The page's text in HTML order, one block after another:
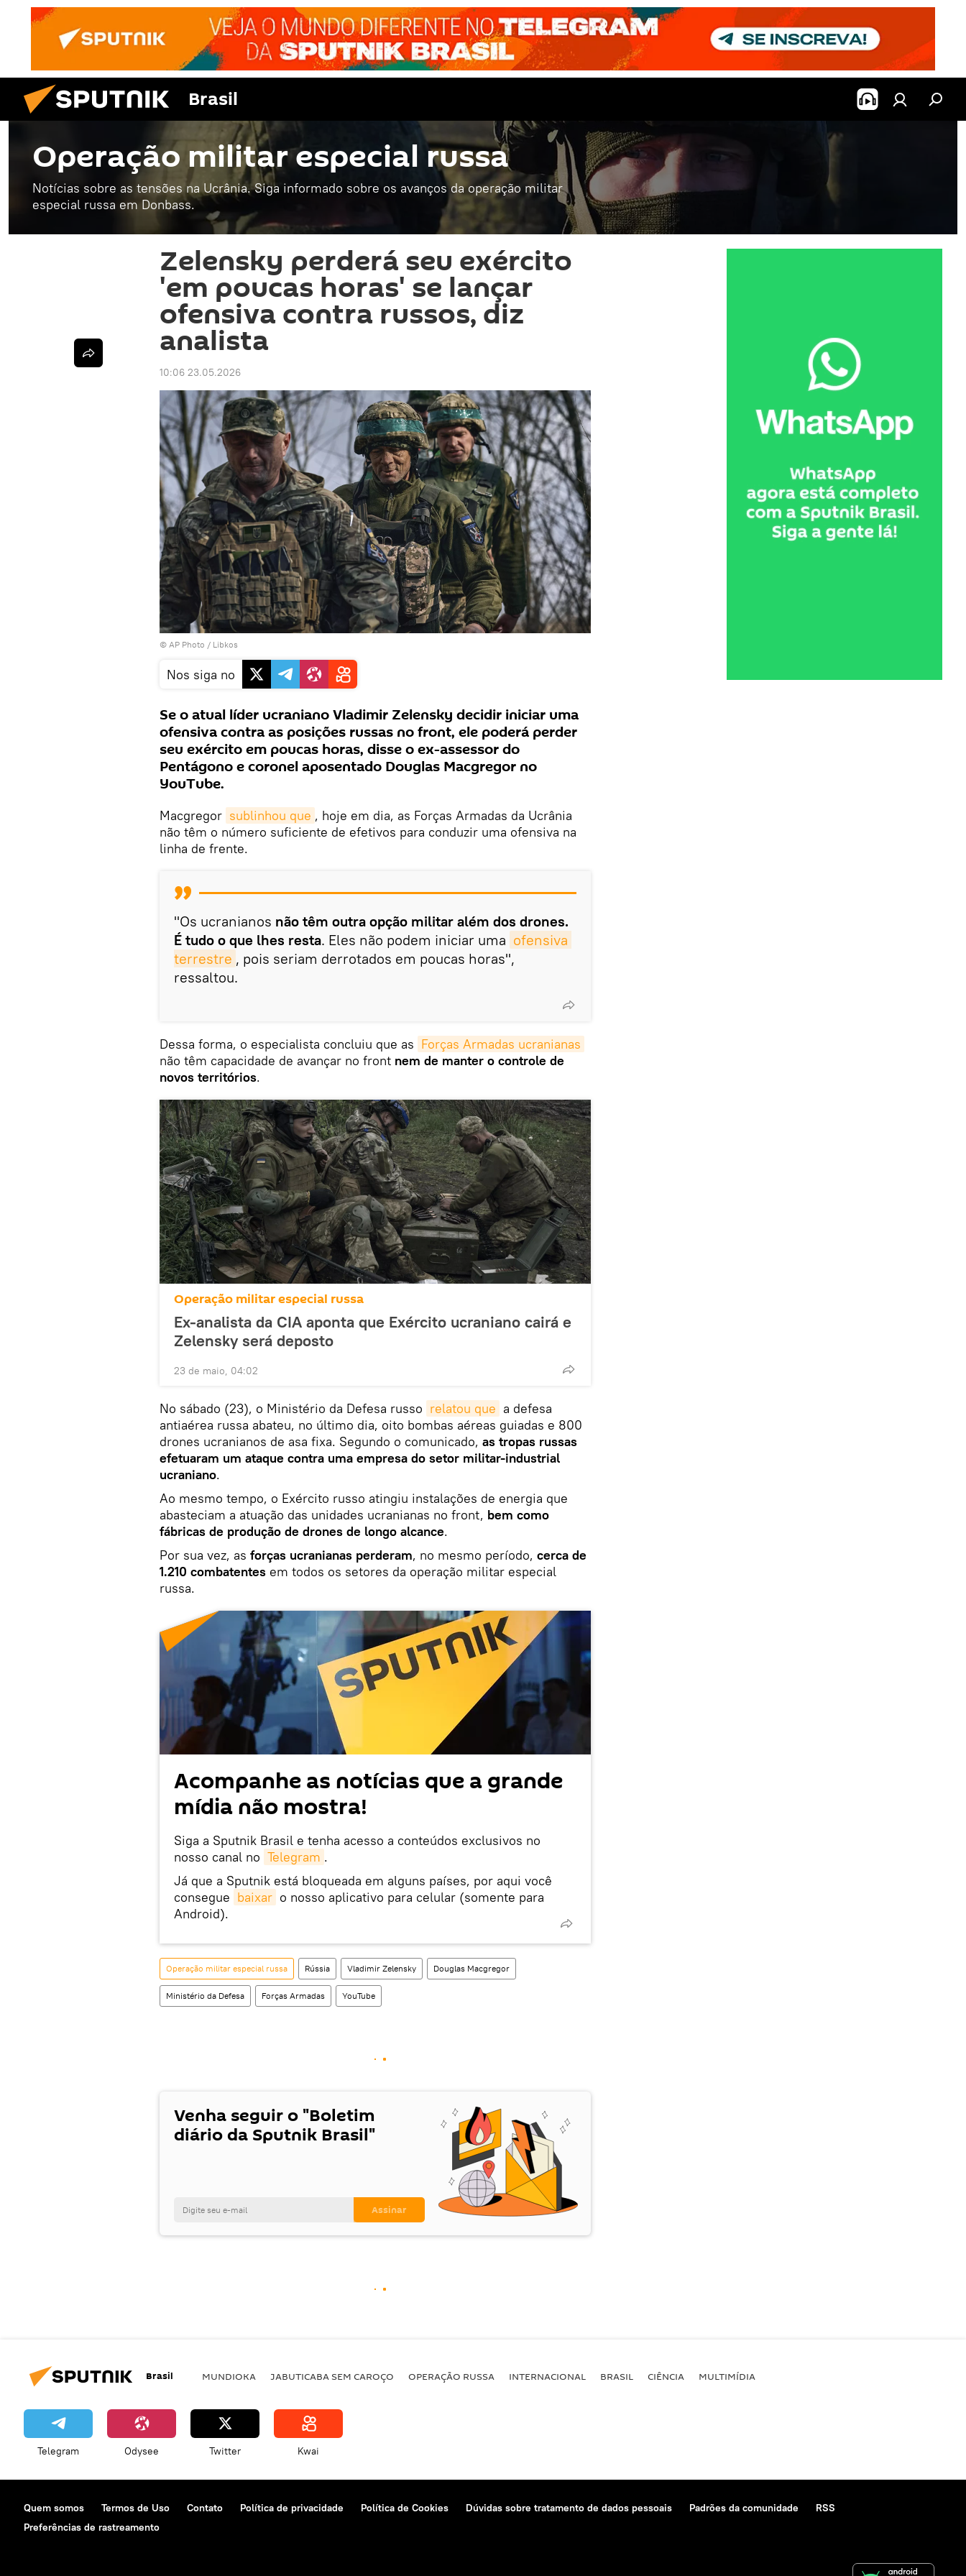
Brasil
Operação militar especial russa
Notícias sobre as tensões na Ucrânia. Siga informado sobre os avanços da operação militar
especial russa em Donbass.
Zelensky perderá seu exército
'em poucas horas' se lançar
ofensiva contra russos, diz
analista
10:06 23.05.2026
© AP Photo / Libkos
Nos siga no
Se o atual líder ucraniano Vladimir Zelensky decidir iniciar uma
ofensiva contra as posições russas no front, ele poderá perder
seu exército em poucas horas, disse o ex-assessor do
Pentágono e coronel aposentado Douglas Macgregor no
YouTube.
Macgregor sublinhou que , hoje em dia, as Forças Armadas da Ucrânia
não têm o número suficiente de efetivos para conduzir uma ofensiva na
linha de frente.
"Os ucranianos não têm outra opção militar além dos drones.
É tudo o que lhes resta. Eles não podem iniciar uma ofensiva
terrestre , pois seriam derrotados em poucas horas",
ressaltou.
Dessa forma, o especialista concluiu que as Forças Armadas ucranianas
não têm capacidade de avançar no front nem de manter o controle de
novos territórios.
Operação militar especial russa
Ex-analista da CIA aponta que Exército ucraniano cairá e
Zelensky será deposto
23 de maio, 04:02
No sábado (23), o Ministério da Defesa russo relatou que a defesa
antiaérea russa abateu, no último dia, oito bombas aéreas guiadas e 800
drones ucranianos de asa fixa. Segundo o comunicado, as tropas russas
efetuaram um ataque contra uma empresa do setor militar-industrial
ucraniano.
Ao mesmo tempo, o Exército russo atingiu instalações de energia que
abasteciam a atuação das unidades ucranianas no front, bem como
fábricas de produção de drones de longo alcance.
Por sua vez, as forças ucranianas perderam, no mesmo período, cerca de
1.210 combatentes em todos os setores da operação militar especial
russa.
Acompanhe as notícias que a grande
mídia não mostra!
Siga a Sputnik Brasil e tenha acesso a conteúdos exclusivos no
nosso canal no Telegram .
Já que a Sputnik está bloqueada em alguns países, por aqui você
consegue baixar o nosso aplicativo para celular (somente para
Android).
Operação militar especial russa Rússia Vladimir Zelensky Douglas Macgregor
Ministério da Defesa Forças Armadas YouTube
Venha seguir o "Boletim
diário da Sputnik Brasil"
Brasil MUNDIOKA JABUTICABA SEM CAROÇO OPERAÇÃO RUSSA INTERNACIONAL BRASIL CIÊNCIA MULTIMÍDIA
Telegram Odysee Twitter Kwai
Quem somos Termos de Uso Contato Política de privacidade Política de Cookies Dúvidas sobre tratamento de dados pessoais Padrões da comunidade
RSS
Preferências de rastreamento